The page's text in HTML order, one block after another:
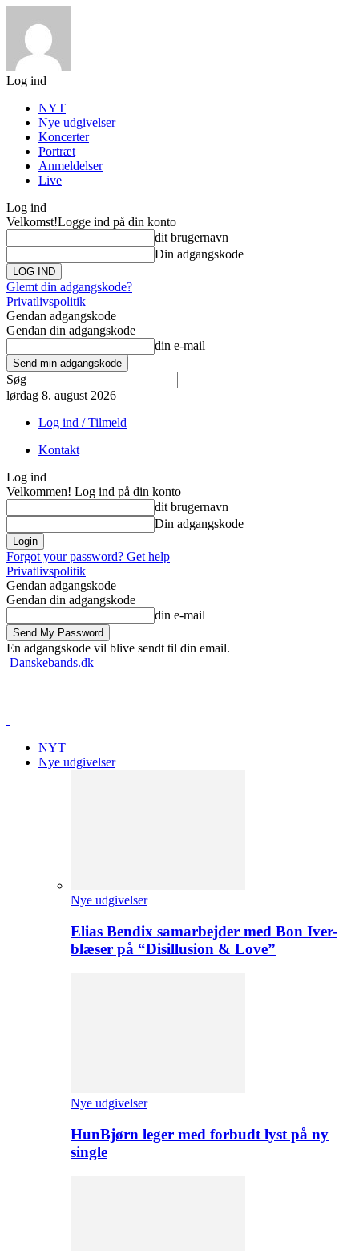
Log ind
NYT
Nye udgivelser
Koncerter
Portræt
Anmeldelser
Live
Log ind
Velkomst!Logge ind på din konto
dit brugernavn
Din adgangskode
Glemt din adgangskode?
Privatlivspolitik
Gendan adgangskode
Gendan din adgangskode
din e-mail
Søg
lørdag 8. august 2026
Log ind / Tilmeld
Kontakt
Log ind
Velkommen! Log ind på din konto
dit brugernavn
Din adgangskode
Forgot your password? Get help
Privatlivspolitik
Gendan adgangskode
Gendan din adgangskode
din e-mail
En adgangskode vil blive sendt til din email.
Danskebands.dk
NYT
Nye udgivelser
Nye udgivelser
Elias Bendix samarbejder med Bon Iver-
blæser på “Disillusion & Love”
Nye udgivelser
HunBjørn leger med forbudt lyst på ny
single